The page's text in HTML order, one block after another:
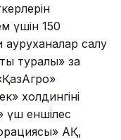
үшін 150
ауруханалар салу
туралы» заң
холдингінің
үш еншілес
АҚ,